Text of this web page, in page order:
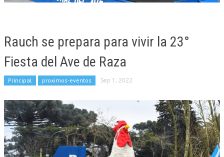
Rauch se prepara para vivir la 23°
Fiesta del Ave de Raza
Principal proximos-eventos Sep 1, 2022